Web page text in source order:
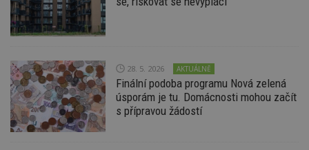
28. 5. 2026 AKTUÁLNĚ
Finální podoba programu Nová zelená
úsporám je tu. Domácnosti mohou začít
s přípravou žádostí